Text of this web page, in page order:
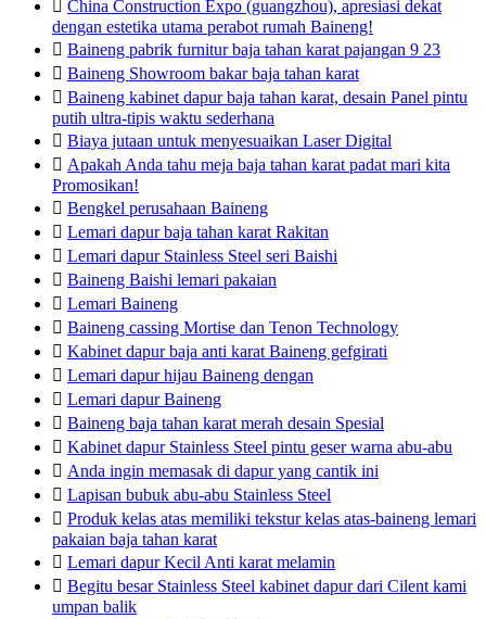
China Construction Expo (guangzhou), apresiasi dekat
dengan estetika utama perabot rumah Baineng!
 Baineng pabrik furnitur baja tahan karat pajangan 9 23
 Baineng Showroom bakar baja tahan karat
 Baineng kabinet dapur baja tahan karat, desain Panel pintu
putih ultra-tipis waktu sederhana
 Biaya jutaan untuk menyesuaikan Laser Digital
 Apakah Anda tahu meja baja tahan karat padat mari kita
Promosikan!
 Bengkel perusahaan Baineng
 Lemari dapur baja tahan karat Rakitan
 Lemari dapur Stainless Steel seri Baishi
 Baineng Baishi lemari pakaian
 Lemari Baineng
 Baineng cassing Mortise dan Tenon Technology
 Kabinet dapur baja anti karat Baineng gefgirati
 Lemari dapur hijau Baineng dengan
 Lemari dapur Baineng
 Baineng baja tahan karat merah desain Spesial
 Kabinet dapur Stainless Steel pintu geser warna abu-abu
 Anda ingin memasak di dapur yang cantik ini
 Lapisan bubuk abu-abu Stainless Steel
 Produk kelas atas memiliki tekstur kelas atas-baineng lemari
pakaian baja tahan karat
 Lemari dapur Kecil Anti karat melamin
 Begitu besar Stainless Steel kabinet dapur dari Cilent kami
umpan balik